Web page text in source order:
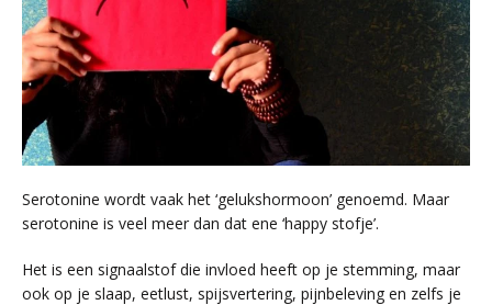
Serotonine wordt vaak het ‘gelukshormoon’ genoemd. Maar
serotonine is veel meer dan dat ene ‘happy stofje’.
Het is een signaalstof die invloed heeft op je stemming, maar
ook op je slaap, eetlust, spijsvertering, pijnbeleving en zelfs je